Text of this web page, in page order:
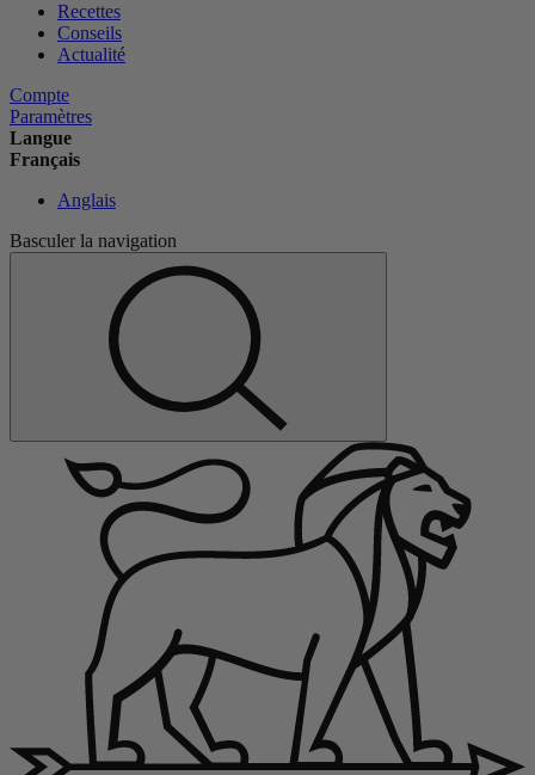
Recettes
Conseils
Actualité
Compte
Paramètres
Langue
Français
Anglais
Basculer la navigation